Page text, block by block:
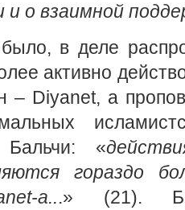
о взаимной
в деле
активно
– Diyanet, а
«
гораздо
a...» (21).